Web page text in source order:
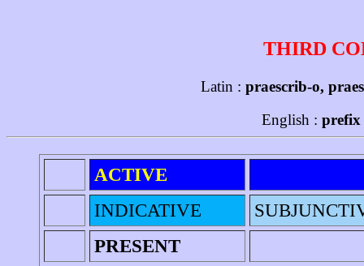
THIRD
Latin : praescrib-o,
English : prefix
ACTIVE
INDICATIVE
PRESENT